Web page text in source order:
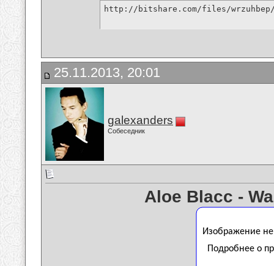
http://bitshare.com/files/
25.11.2013, 20:01
galexanders
Собеседник
Aloe Blacc -